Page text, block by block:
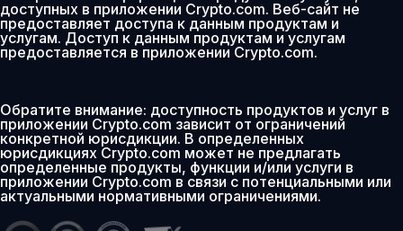
доступных в приложении Crypto.com. Веб-сайт не
предоставляет доступа к данным продуктам и
услугам. Доступ к данным продуктам и услугам
предоставляется в приложении Crypto.com.
Обратите внимание: доступность продуктов и услуг в
приложении Crypto.com зависит от ограничений
конкретной юрисдикции. В определенных
юрисдикциях Crypto.com может не предлагать
определенные продукты, функции и/или услуги в
приложении Crypto.com в связи с потенциальными или
актуальными нормативными ограничениями.